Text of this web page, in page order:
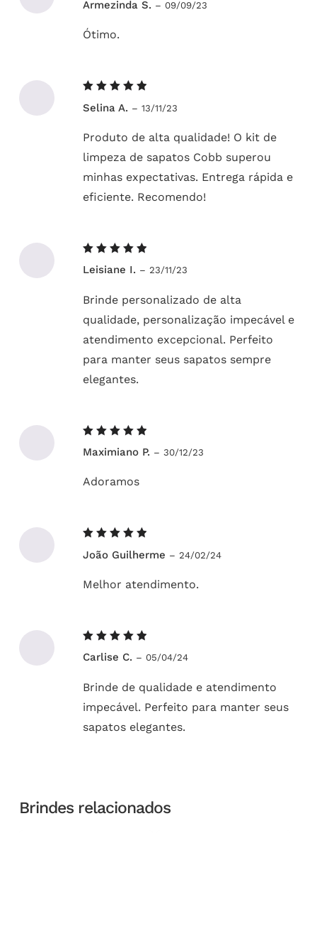
5de 5
Armezinda S. – 09/09/23
Ótimo.
5de 5
Selina A. – 13/11/23
Produto de alta qualidade! O kit de
limpeza de sapatos Cobb superou
minhas expectativas. Entrega rápida e
eficiente. Recomendo!
5de 5
Leisiane I. – 23/11/23
Brinde personalizado de alta
qualidade, personalização impecável e
atendimento excepcional. Perfeito
para manter seus sapatos sempre
elegantes.
5de 5
Maximiano P. – 30/12/23
Adoramos
5de 5
João Guilherme – 24/02/24
Melhor atendimento.
5de 5
Carlise C. – 05/04/24
Brinde de qualidade e atendimento
impecável. Perfeito para manter seus
sapatos elegantes.
Brindes relacionados